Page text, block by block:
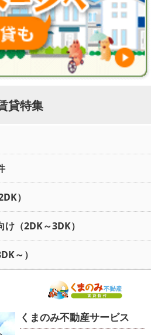
貸特集
）
（2DK～3DK）
～）
くまのみ不動産サービス